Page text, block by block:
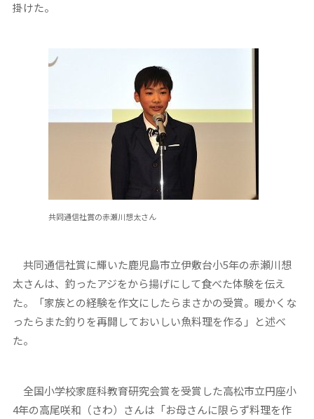
掛けた。
共同通信社賞の赤瀬川想太さん
共同通信社賞に輝いた鹿児島市立伊敷台小5年の赤瀬川想
太さんは、釣ったアジをから揚げにして食べた体験を伝え
た。「家族との経験を作文にしたらまさかの受賞。暖かくな
ったらまた釣りを再開しておいしい魚料理を作る」と述べ
た。
全国小学校家庭科教育研究会賞を受賞した高松市立円座小
4年の高尾咲和（さわ）さんは「お母さんに限らず料理を作